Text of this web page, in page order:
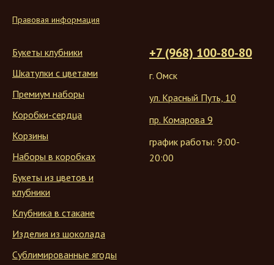
Правовая информация
Букеты клубники
Шкатулки с цветами
Премиум наборы
Коробки-сердца
Корзины
Наборы в коробках
Букеты из цветов и
клубники
Клубника в стакане
Изделия из шоколада
Сублимированные ягоды
+7 (968) 100-80-80
г. Омск
ул. Красный Путь, 10
пр. Комарова 9
график работы: 9:00-
20:00